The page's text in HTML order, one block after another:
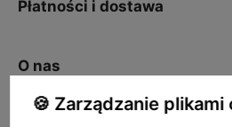
Płatności i dostawa
O nas
🍪 Zarządzanie plikami